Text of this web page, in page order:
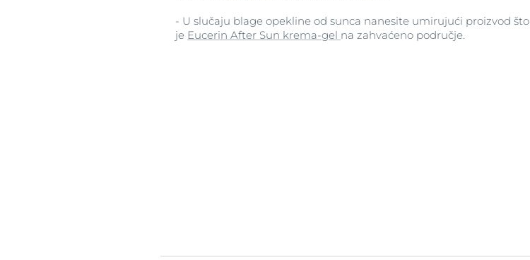
- U slučaju blage opekline od sunca nanesite umirujući proizvod što
je Eucerin After Sun krema-gel na zahvaćeno područje.